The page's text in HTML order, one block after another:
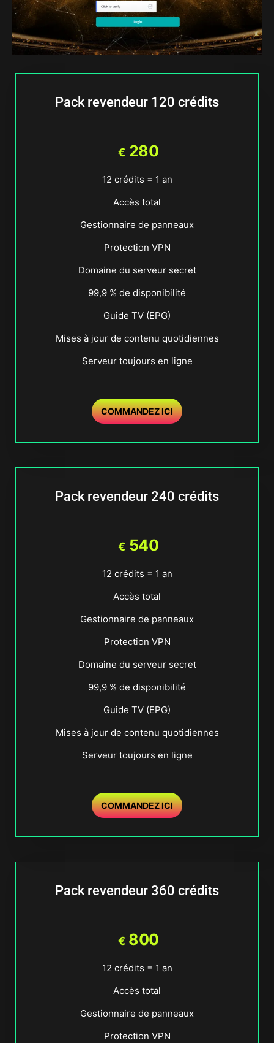
Pack revendeur 120 crédits
€ 280
12 crédits = 1 an
Accès total
Gestionnaire de panneaux
Protection VPN
Domaine du serveur secret
99,9 % de disponibilité
Guide TV (EPG)
Mises à jour de contenu quotidiennes
Serveur toujours en ligne
COMMANDEZ ICI
Pack revendeur 240 crédits
€ 540
12 crédits = 1 an
Accès total
Gestionnaire de panneaux
Protection VPN
Domaine du serveur secret
99,9 % de disponibilité
Guide TV (EPG)
Mises à jour de contenu quotidiennes
Serveur toujours en ligne
COMMANDEZ ICI
Pack revendeur 360 crédits
€ 800
12 crédits = 1 an
Accès total
Gestionnaire de panneaux
Protection VPN